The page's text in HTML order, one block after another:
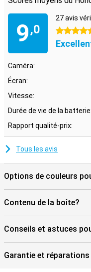
9,0
27 avis
4.5 étoiles
Caméra:
Écran:
Vitesse:
Durée de vie de la batterie:
Rapport qualité-prix:
Tous les avis
Options de couleurs
Contenu de la boîte?
Conseils et astuces
Garantie et réparations